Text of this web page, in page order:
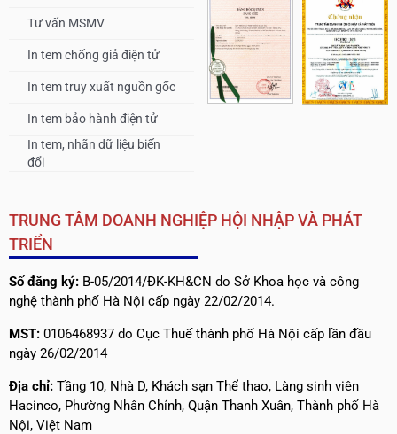
Tư vấn MSMV
In tem chống giả điện tử
In tem truy xuất nguồn gốc
In tem bảo hành điện tử
In tem, nhãn dữ liệu biến
đổi
TRUNG TÂM DOANH NGHIỆP HỘI NHẬP VÀ PHÁT
TRIỂN
Số đăng ký: B-05/2014/ĐK-KH&CN do Sở Khoa học và công
nghệ thành phố Hà Nội cấp ngày 22/02/2014.
MST: 0106468937 do Cục Thuế thành phố Hà Nội cấp lần đầu
ngày 26/02/2014
Địa chỉ: Tầng 10, Nhà D, Khách sạn Thể thao, Làng sinh viên
Hacinco, Phường Nhân Chính, Quận Thanh Xuân, Thành phố Hà
Nội, Việt Nam